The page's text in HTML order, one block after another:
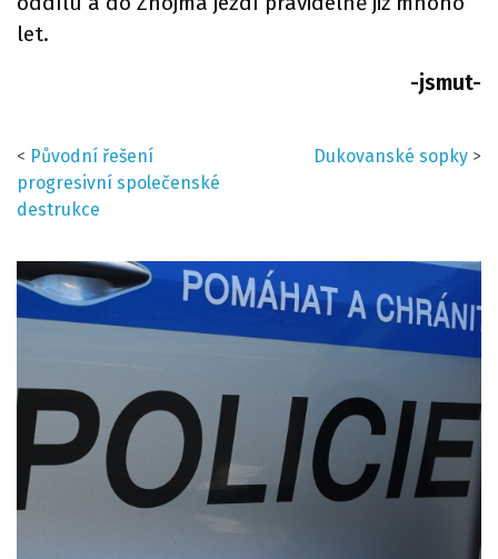
let.
-jsmut-
< Původní řešení
progresivní společenské
destrukce
Dukovanské sopky >